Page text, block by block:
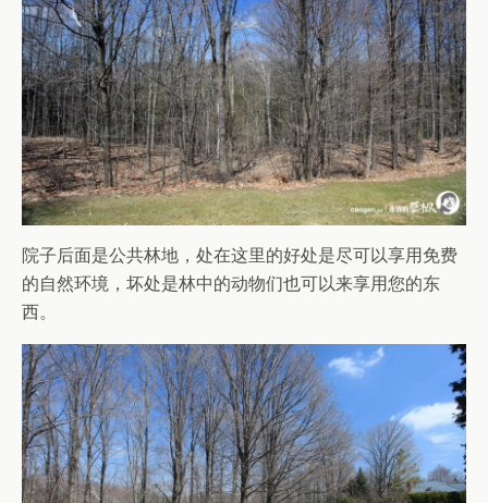
院子后面是公共林地，处在这里的好处是尽可以享用免费
的自然环境，坏处是林中的动物们也可以来享用您的东
西。